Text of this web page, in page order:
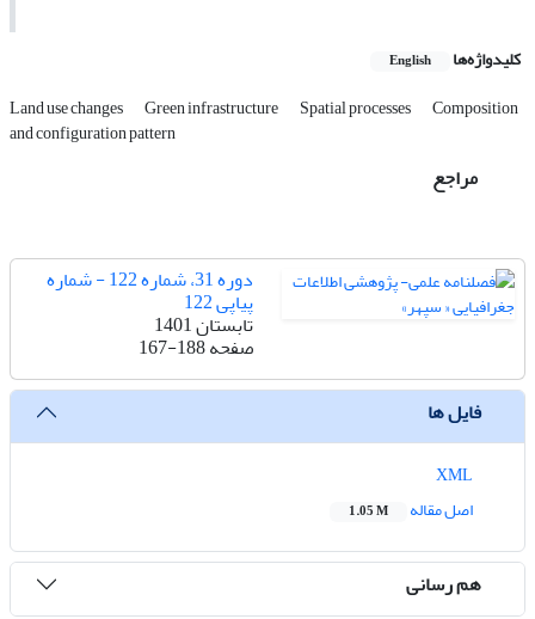
کلیدواژه‌ها English
Land use changes Green infrastructure Spatial processes Composition
and configuration pattern
مراجع
دوره 31، شماره 122 - شماره
پیاپی 122
تابستان 1401
صفحه167-188
فایل ها
اصل مقاله
1.05 M
هم رسانی